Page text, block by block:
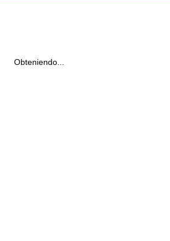
Obteniendo...